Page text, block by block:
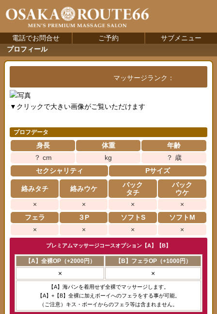
電話でお問合せ ご予約
サブメニュー
プロフィール
マッサージランク：
▼クリックで大きい画像がご覧いただけます
プロフデータ
身長 体重
年齢
？ cm
kg
？ 歳
セクシャリティ
Pサイズ
絡みタチ 絡みウケ
バック
タチ
バック
ウケ
×
× ×
×
フェラ
３P ソフトS
ソフトM
×
× × ×
プレミアムマッサージコースオプション【A】【B】
【A】全裸OP（+2000円） 【B】フェラOP（+1000円）
× ×
【A】海パンを着用せず全裸でマッサージします。
【A】+【B】全裸に加えボーイへのフェラをする事が可能。
（ご注意）キス・ボーイからのフェラ等は含まれません。